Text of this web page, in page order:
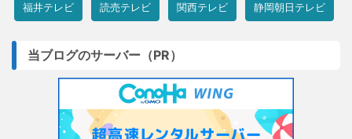
福井テレビ 読売テレビ 関西テレビ 静岡朝日テレビ
当ブログのサーバー（PR）